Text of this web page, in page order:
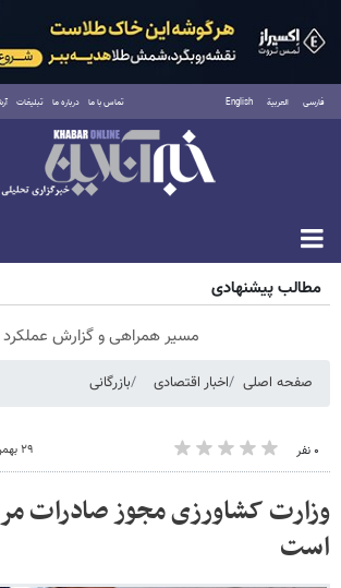
فارسی العربية English تماس با ما درباره ما تبلیغات
پنجشنبه ۱۵ مرداد ۱۴۰۵
مطالب پیشنهادی
مسیر همراهی و گزارش عملکرد
صفحه اصلی اخبار اقتصادی بازرگانی
۰ نفر ۲۹ بهمن ۱۴۰۳ - ۲۰:۳۰
وزارت کشاورزی مجوز صادرات
است